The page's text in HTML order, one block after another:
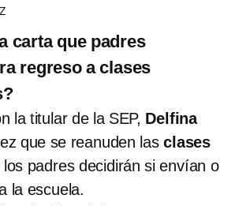
carta que padres
regreso a clases
la titular de la SEP, Delfina
que se reanuden lasclases
los padres decidirán si envían o
la escuela.